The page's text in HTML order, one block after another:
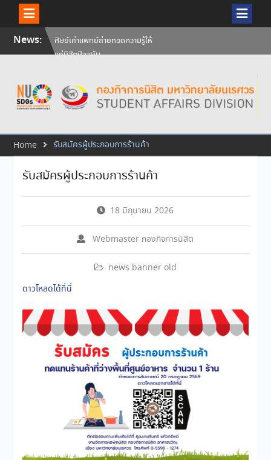
SkipNews:
ศิษย์เก่าแพทย์ถ่ายทอดความรู้ให้
แก่นิสิตปัจจุบัน
นเรศวร ครบรอบ 36 ปี 29
กรกฎาคม 2569
สัมภาษณ์นิสิตเพื่อพิจารณาเข้ารับ
ประจำปีการศึกษา 256
Home รับสมัครผู้ประกอบการร้านค้า
รับสมัครผู้ประกอบการร้านค้า
18 มิถุนายน 2026
Webmaster กองกิจการนิสิต
news banner old
ดาวโหลดได้ที่นี่